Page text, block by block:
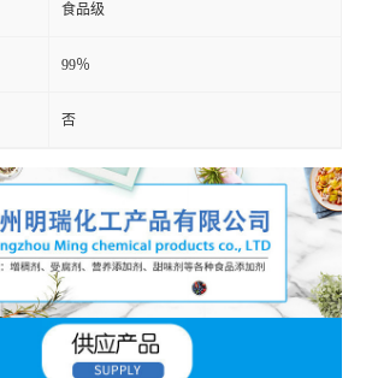
食品级
99％
否